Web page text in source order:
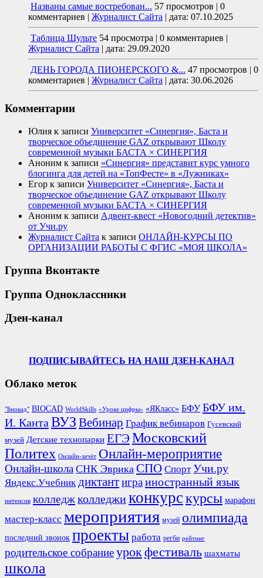
Названы самые востребован... 57 просмотров | 0
комментариев | Журналист Сайта | дата: 07.10.2025
Таблица Шульте 54 просмотра | 0 комментариев |
Журналист Сайта | дата: 29.09.2020
ДЕНЬ ГОРОДА ПИОНЕРСКОГО &... 47 просмотров | 0
комментариев | Журналист Сайта | дата: 30.06.2026
Комментарии
Юлия к записи Университет «Синергия», Баста и
творческое объединение GAZ открывают Школу
современной музыки БАСТА × СИНЕРГИЯ
Аноним к записи «Синергия» представит курс умного
блогинга для детей на «ТопФесте» в «Лужниках»
Егор к записи Университет «Синергия», Баста и
творческое объединение GAZ открывают Школу
современной музыки БАСТА × СИНЕРГИЯ
Аноним к записи Адвент-квест «Новогодний детектив»
от Учи.ру
Журналист Сайта к записи ОНЛАЙН-КУРСЫ ПО
ОРГАНИЗАЦИИ РАБОТЫ С ФГИС «МОЯ ШКОЛА»
Группа Вконтакте
Группа Одноклассники
Дзен-канал
ПОДПИСЫВАЙТЕСЬ НА НАШ ДЗЕН-КАНАЛ
Облако меток
"Биокад" BIOCAD WorldSkills «Уроке цифры» «ЯКласс» БФУ БФУ им.
И. КантаВУЗ Вебинар График вебинаров Гусевский
музей Детские технопарки ЕГЭ Московский
Политех Онлайн-зачёт Онлайн-мероприятие
Онлайн-школа СНК Эврика СПО Спорт Учи.ру
Яндекс.Учебник диктантиграиностранный язык
интенсив колледжколледжиконкурскурсы марафон
мастер-класс мероприятия музей олимпиада
последний звонок проекты работа регби рейтинг
родительское собраниеурокфестиваль шахматы
школа